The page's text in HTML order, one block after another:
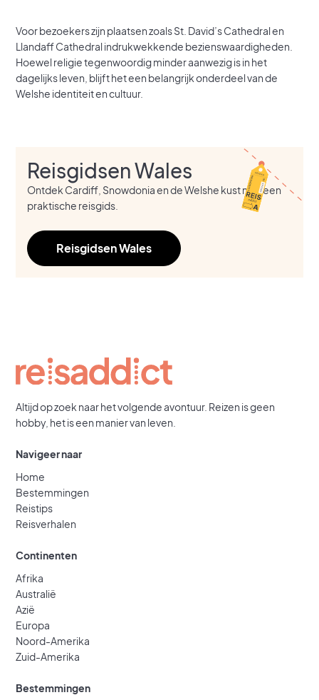
Voor bezoekers zijn plaatsen zoals St. David’s Cathedral en
Llandaff Cathedral indrukwekkende bezienswaardigheden.
Hoewel religie tegenwoordig minder aanwezig is in het
dagelijks leven, blijft het een belangrijk onderdeel van de
Welshe identiteit en cultuur.
Reisgidsen Wales
Ontdek Cardiff, Snowdonia en de Welshe kust met een
praktische reisgids.
Reisgidsen Wales
Altijd op zoek naar het volgende avontuur. Reizen is geen
hobby, het is een manier van leven.
Navigeer naar
Home
Bestemmingen
Reistips
Reisverhalen
Continenten
Afrika
Australië
Azië
Europa
Noord-Amerika
Zuid-Amerika
Bestemmingen